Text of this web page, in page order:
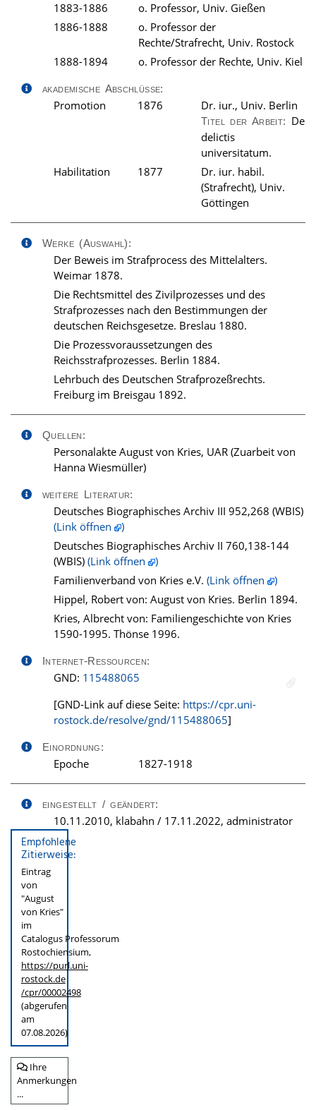
1883-1886
o. Professor, Univ. Gießen
1886-1888
o. Professor der
Rechte/Strafrecht, Univ. Rostock
1888-1894
o. Professor der Rechte, Univ. Kiel
akademische Abschlüsse:
Promotion 1876 Dr. iur., Univ. Berlin
Titel der Arbeit: De
delictis
universitatum.
Habilitation
1877
Dr. iur. habil.
(Strafrecht), Univ.
Göttingen
Werke (Auswahl):
Der Beweis im Strafprocess des Mittelalters.
Weimar 1878.
Die Rechtsmittel des Zivilprozesses und des
Strafprozesses nach den Bestimmungen der
deutschen Reichsgesetze. Breslau 1880.
Die Prozessvoraussetzungen des
Reichsstrafprozesses. Berlin 1884.
Lehrbuch des Deutschen Strafprozeßrechts.
Freiburg im Breisgau 1892.
Quellen:
Personalakte August von Kries, UAR (Zuarbeit von
Hanna Wiesmüller)
weitere Literatur:
Deutsches Biographisches Archiv III 952,268 (WBIS)
(Link öffnen
)
Deutsches Biographisches Archiv II 760,138-144
(WBIS) (Link öffnen
)
Familienverband von Kries e.V. (Link öffnen
)
Hippel, Robert von: August von Kries. Berlin 1894.
Kries, Albrecht von: Familiengeschichte von Kries
1590-1995. Thönse 1996.
Internet-Ressourcen:
GND: 115488065
[GND-Link auf diese Seite: https://cpr.uni-
rostock.de/resolve/gnd/115488065]
Einordnung:
Epoche 1827-1918
eingestellt / geändert:
10.11.2010, klabahn / 17.11.2022, administrator
Empfohlene
Zitierweise:
Eintrag
von
"August
von Kries"
im
Catalogus Professorum
Rostochiensium,
https://purl.uni-
rostock.de
/cpr/00002498
(abgerufen
am
07.08.2026)
Ihre
Anmerkungen
...